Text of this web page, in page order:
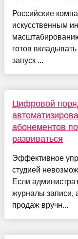
Российские
искусственным
готов
запуск ...
Цифровой
абонементов
развиваться
Эффективное
студией
Если
журналы записи,
продаж вручн...